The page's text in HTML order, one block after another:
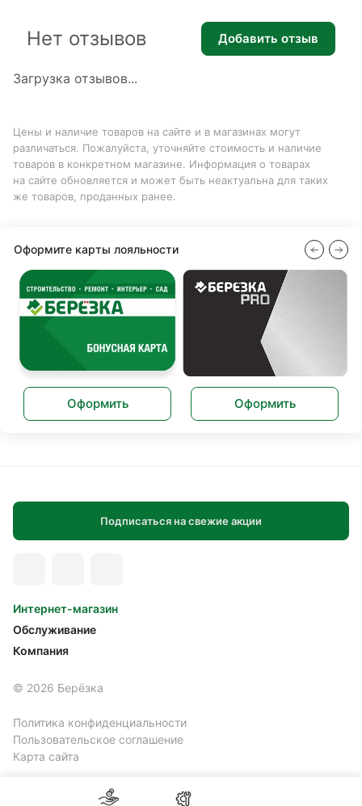
Загрузка отзывов...
Нет отзывов Добавить отзыв
Цены и наличие товаров на сайте и в магазинах могут
различаться. Пожалуйста, уточняйте стоимость и наличие
товаров в конкретном магазине. Информация о товарах
на сайте обновляется и может быть неактуальна для таких
же товаров, проданных ранее.
Оформите карты лояльности
Оформить Оформить
Подписаться на свежие акции
Интернет-магазин
Обслуживание
Компания
© 2026 Берёзка
Политика конфиденциальности
Пользовательское соглашение
Карта сайта